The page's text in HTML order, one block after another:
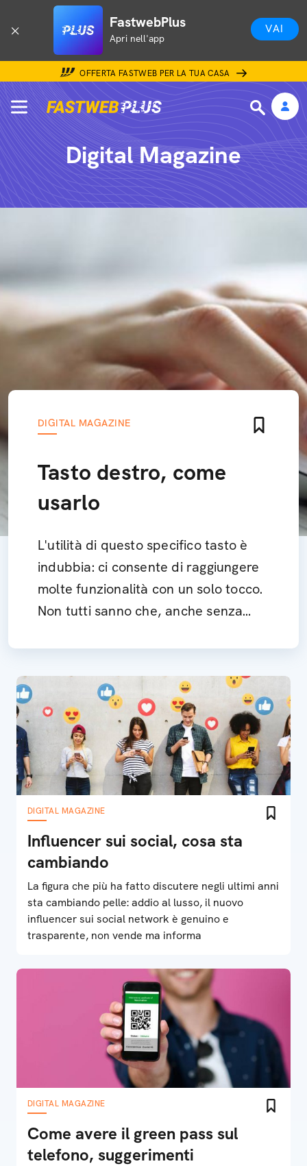
FastwebPlus
Apri nell'app
VAI
OFFERTA FASTWEB PER LA TUA CASA
Digital Magazine
DIGITAL MAGAZINE
Tasto destro, come
usarlo
L'utilità di questo specifico tasto è
indubbia: ci consente di raggiungere
molte funzionalità con un solo tocco.
Non tutti sanno che, anche senza
DIGITAL MAGAZINE
Influencer sui social, cosa sta
cambiando
La figura che più ha fatto discutere negli ultimi anni
sta cambiando pelle: addio al lusso, il nuovo
influencer sui social network è genuino e
trasparente, non vende ma informa
DIGITAL MAGAZINE
Come avere il green pass sul
telefono, suggerimenti